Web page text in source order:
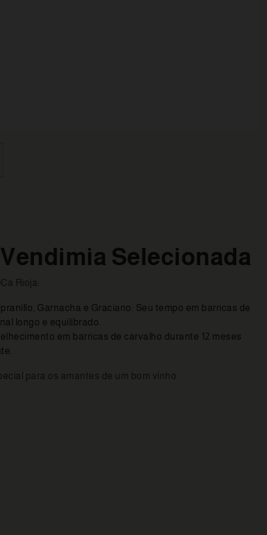
Selecionada
Rioja:
Garnacha e Graciano. Seu tempo em barricas de
longo e equilibrado.
em barricas de carvalho durante 12 meses
para os amantes de um bom vinho.